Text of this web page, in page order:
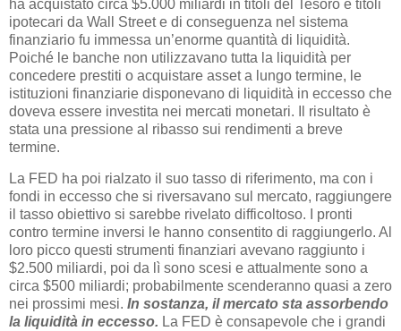
ha acquistato circa $5.000 miliardi in titoli del Tesoro e titoli
ipotecari da Wall Street e di conseguenza nel sistema
finanziario fu immessa un’enorme quantità di liquidità.
Poiché le banche non utilizzavano tutta la liquidità per
concedere prestiti o acquistare asset a lungo termine, le
istituzioni finanziarie disponevano di liquidità in eccesso che
doveva essere investita nei mercati monetari. Il risultato è
stata una pressione al ribasso sui rendimenti a breve
termine.
La FED ha poi rialzato il suo tasso di riferimento, ma con i
fondi in eccesso che si riversavano sul mercato, raggiungere
il tasso obiettivo si sarebbe rivelato difficoltoso. I pronti
contro termine inversi le hanno consentito di raggiungerlo. Al
loro picco questi strumenti finanziari avevano raggiunto i
$2.500 miliardi, poi da lì sono scesi e attualmente sono a
circa $500 miliardi; probabilmente scenderanno quasi a zero
nei prossimi mesi. In sostanza, il mercato sta assorbendo
la liquidità in eccesso. La FED è consapevole che i grandi